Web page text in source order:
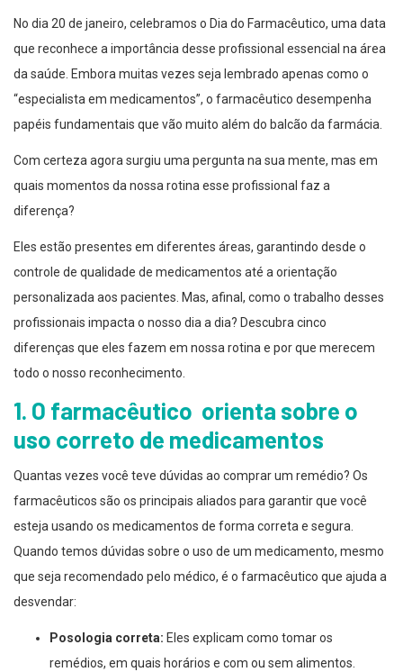
No dia 20 de janeiro, celebramos o Dia do Farmacêutico, uma data
que reconhece a importância desse profissional essencial na área
da saúde. Embora muitas vezes seja lembrado apenas como o
“especialista em medicamentos”, o farmacêutico desempenha
papéis fundamentais que vão muito além do balcão da farmácia.
Com certeza agora surgiu uma pergunta na sua mente, mas em
quais momentos da nossa rotina esse profissional faz a
diferença?
Eles estão presentes em diferentes áreas, garantindo desde o
controle de qualidade de medicamentos até a orientação
personalizada aos pacientes. Mas, afinal, como o trabalho desses
profissionais impacta o nosso dia a dia? Descubra cinco
diferenças que eles fazem em nossa rotina e por que merecem
todo o nosso reconhecimento.
1. O farmacêutico orienta sobre o
uso correto de medicamentos
Quantas vezes você teve dúvidas ao comprar um remédio? Os
farmacêuticos são os principais aliados para garantir que você
esteja usando os medicamentos de forma correta e segura.
Quando temos dúvidas sobre o uso de um medicamento, mesmo
que seja recomendado pelo médico, é o farmacêutico que ajuda a
desvendar:
Posologia correta: Eles explicam como tomar os
remédios, em quais horários e com ou sem alimentos.